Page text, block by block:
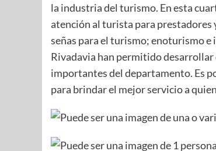
la industria del turismo. En esta
atención al turista para prestadores
señas para el turismo; enoturismo e
Rivadavia han permitido desarrollar
importantes del departamento. Es
para brindar el mejor servicio a